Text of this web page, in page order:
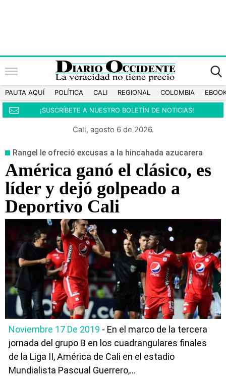
PAUTA AQUÍ POLÍTICA CALI REGIONAL COLOMBIA
¡SUSCRÍBETE A NUESTRO BOLETÍN DE NOTICIAS!
Cali, agosto 6 de 2026.
Rangel le ofreció excusas a la hincahada azucarera
América ganó el clásico, es
líder y dejó golpeado a
Deportivo Cali
Noviembre 17 De 2019 - En el marco de la tercera
jornada del grupo B en los cuadrangulares finales
de la Liga II, América de Cali en el estadio
Mundialista Pascual Guerrero,...